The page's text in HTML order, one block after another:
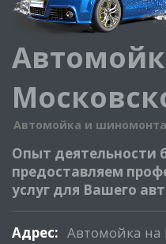
Автомойка и
Опыт деятельности
предоставляем
услуг для Вашего
Адрес: Автомойка на